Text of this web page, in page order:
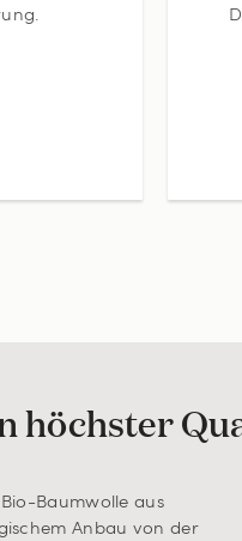
höchster
Bio-Baumwolle aus
Anbau von der